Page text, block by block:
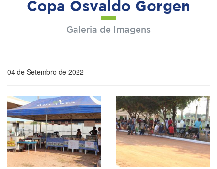
Copa Osvaldo Gorgen
Galeria de Imagens
04 de Setembro de 2022